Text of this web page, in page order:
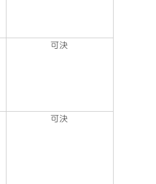
可決
可決